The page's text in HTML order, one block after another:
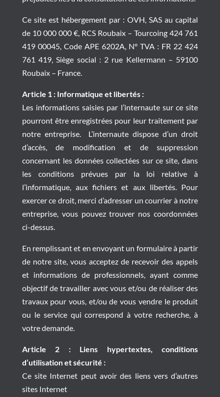
Ce site est hébergement par : OVH, SAS au capital
de 10 000 000 €, RCS Roubaix – Tourcoing 424 761
419 00045, Code APE 6202A, N° TVA : FR 22 424
761 419, Siège social : 2 rue Kellermann – 59100
Roubaix – France.
Article 1 : Informatique et libertés :
Les informations saisies par l’internaute sur ce site
pourront être enregistrées pour leur traitement par
notre entreprise. L’internaute dispose d’un droit
d’accès, de modification et de suppression
concernant les données collectées sur ce site, dans
les conditions prévues par la loi relative à
l’informatique, aux fichiers et aux libertés. Pour
exercer ce droit, merci d’adresser un courrier à notre
entreprise, vous pouvez trouver nos coordonnées
ci-dessus.
En remplissant et en envoyant un formulaire à partir
de notre site, vous acceptez de recevoir des appels
et informations de professionnels, ayant comme
objectif de travailler avec vous et/ou de réaliser des
travaux pour vous, et/ou de vous vendre le produit
ou le service qui correspond à votre recherche, à
votre demande.
Article 2 : Liens hypertextes, conditions
d’utilisation et sécurité :
Ce site Internet peut avoir des liens vers d’autres
sites Internet